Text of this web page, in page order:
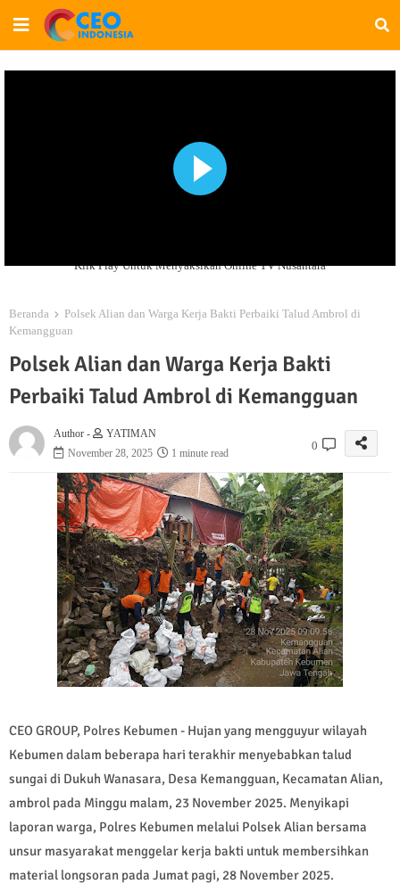
Klik Play Untuk Menyaksikan Online TV Nusantara
Beranda
Polsek Alian dan Warga Kerja Bakti Perbaiki Talud Ambrol di
Kemangguan
Polsek Alian dan Warga Kerja Bakti
Perbaiki Talud Ambrol di Kemangguan
Author -
YATIMAN
November 28, 2025
1 minute read
0
CEO GROUP, Polres Kebumen - Hujan yang mengguyur wilayah
Kebumen dalam beberapa hari terakhir menyebabkan talud
sungai di Dukuh Wanasara, Desa Kemangguan, Kecamatan Alian,
ambrol pada Minggu malam, 23 November 2025. Menyikapi
laporan warga, Polres Kebumen melalui Polsek Alian bersama
unsur masyarakat menggelar kerja bakti untuk membersihkan
material longsoran pada Jumat pagi, 28 November 2025.